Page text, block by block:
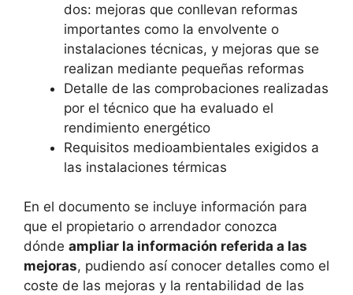
dos: mejoras que conllevan reformas
importantes como la envolvente o
instalaciones técnicas, y mejoras que se
realizan mediante pequeñas reformas
Detalle de las comprobaciones realizadas
por el técnico que ha evaluado el
rendimiento energético
Requisitos medioambientales exigidos a
las instalaciones térmicas
En el documento se incluye información para
que el propietario o arrendador conozca
dónde ampliar la información referida a las
mejoras, pudiendo así conocer detalles como el
coste de las mejoras y la rentabilidad de las